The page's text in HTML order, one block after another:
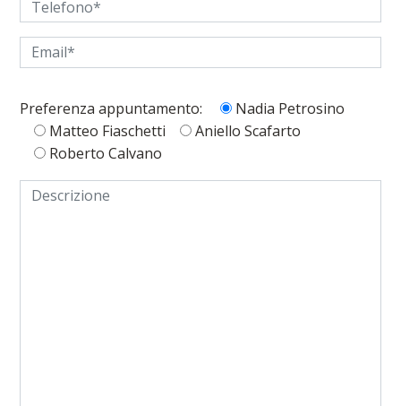
Preferenza appuntamento:
Nadia Petrosino
Matteo Fiaschetti
Aniello Scafarto
Roberto Calvano